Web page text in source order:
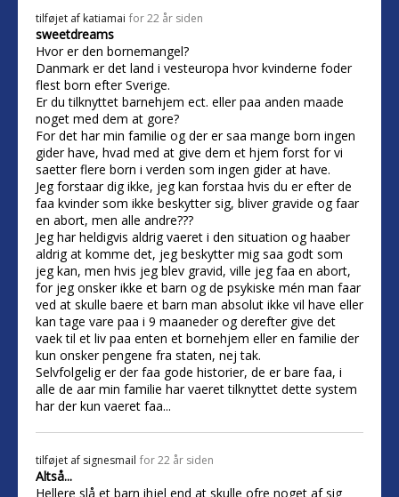
tilføjet af katiamai for 22 år siden
sweetdreams
Hvor er den bornemangel?
Danmark er det land i vesteuropa hvor kvinderne foder
flest born efter Sverige.
Er du tilknyttet barnehjem ect. eller paa anden maade
noget med dem at gore?
For det har min familie og der er saa mange born ingen
gider have, hvad med at give dem et hjem forst for vi
saetter flere born i verden som ingen gider at have.
Jeg forstaar dig ikke, jeg kan forstaa hvis du er efter de
faa kvinder som ikke beskytter sig, bliver gravide og faar
en abort, men alle andre???
Jeg har heldigvis aldrig vaeret i den situation og haaber
aldrig at komme det, jeg beskytter mig saa godt som
jeg kan, men hvis jeg blev gravid, ville jeg faa en abort,
for jeg onsker ikke et barn og de psykiske mén man faar
ved at skulle baere et barn man absolut ikke vil have eller
kan tage vare paa i 9 maaneder og derefter give det
vaek til et liv paa enten et bornehjem eller en familie der
kun onsker pengene fra staten, nej tak.
Selvfolgelig er der faa gode historier, de er bare faa, i
alle de aar min familie har vaeret tilknyttet dette system
har der kun vaeret faa...
tilføjet af signesmail for 22 år siden
Altså...
Hellere slå et barn ihjel end at skulle ofre noget af sig